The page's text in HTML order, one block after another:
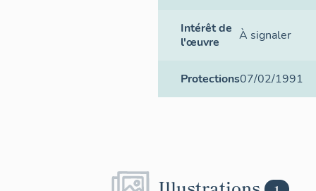
Intérêt de
l'œuvre
À signaler
Protections07/02/1991